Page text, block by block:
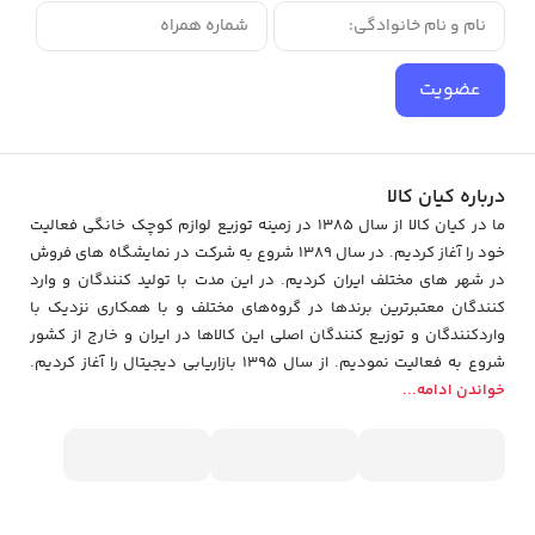
جلوه‌ای زیبا و مدرن به محیط بدهد، جادستمال کاغذی لیمون رویه
چوبی
انتخابی ایده‌آل است. این محصول با کیفیت بالا، طراحی شیک و
استفاده آسان، به شما کمک می‌کند میز کار یا آشپزخانه‌ای مرتب و
منظم داشته باشید.
خرید جادستمال کاغذی لیمون رویه چوبی
جادستمال کاغذی لیمون رویه چوبی ترکیبی از زیبایی، کیفیت و کاربردی
بودن است. این محصول نه‌تنها دستمال‌ها را منظم نگه می‌دارد، بلکه
با طراحی شیک و رویه چوبی، جلوه‌ای مرتب و مدرن به محیط شما
می‌بخشد. خرید این جادستمال راه‌حلی ساده و مؤثر برای نظم‌بخشی و
زیبایی محیط محسوب می‌شود.
عضویت
درباره کیان کالا
ما در کیان کالا از سال 1385 در زمینه توزیع لوازم کوچک خانگی فعالیت
خود را آغاز کردیم. در سال 1389 شروع به شرکت در نمایشگاه های فروش
در شهر های مختلف ایران کردیم. در اين مدت با توليد كنندگان و وارد
كنندگان معتبرترین برندها در گروه‌‏های مختلف و با همکاری نزدیک با
وارد‏کنندگان و توزیع‏ کنندگان اصلی این کالاها در ایران و خارج از کشور
شروع به فعاليت نمودیم. از سال 1395 بازاریابی دیجیتال را آغاز کردیم.
خواندن ادامه...